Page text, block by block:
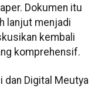
Dokumen itu
lanjut menjadi
kembali
komprehensif.
dan Digital Meutya